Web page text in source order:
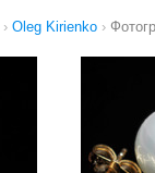
› Oleg Kirienko ›